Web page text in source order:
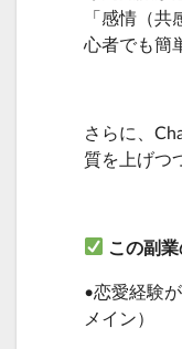
「感情（
心者でも簡
さらに、
質を上げつ
この副
•恋愛経験
メイン）